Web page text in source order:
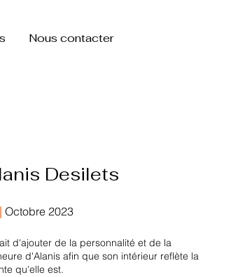
Nous contacter
Desilets
| Octobre 2023
d'ajouter de la personnalité et de la
d'Alanis afin que son intérieur reflète la
qu'elle est.